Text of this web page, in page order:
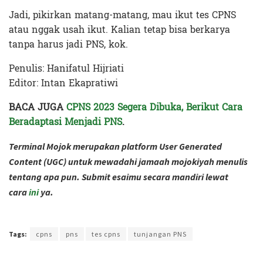
Jadi, pikirkan matang-matang, mau ikut tes CPNS
atau nggak usah ikut. Kalian tetap bisa berkarya
tanpa harus jadi PNS, kok.
Penulis: Hanifatul Hijriati
Editor: Intan Ekapratiwi
BACA JUGACPNS 2023 Segera Dibuka, Berikut Cara
Beradaptasi Menjadi PNS.
Terminal Mojok merupakan platform User Generated
Content (UGC) untuk mewadahi jamaah mojokiyah menulis
tentang apa pun. Submit esaimu secara mandiri lewat
carainiya.
Tags: cpns pns tes cpns tunjangan PNS